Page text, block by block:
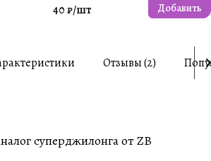
40 ₽/шт Добавить
Отзывы (2)
суперджилонга от ZB